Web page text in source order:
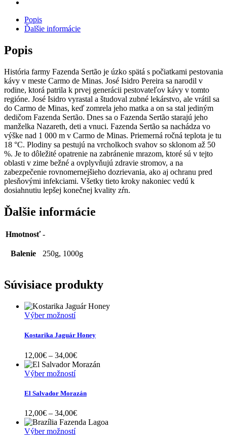
Popis
Ďalšie informácie
Popis
História farmy Fazenda Sertão je úzko spätá s počiatkami pestovania
kávy v meste Carmo de Minas. José Isidro Pereira sa narodil v
rodine, ktorá patrila k prvej generácii pestovateľov kávy v tomto
regióne. José Isidro vyrastal a študoval zubné lekárstvo, ale vrátil sa
do Carmo de Minas, keď zomrela jeho matka a on sa stal jediným
dedičom Fazenda Sertão. Dnes sa o Fazenda Sertão starajú jeho
manželka Nazareth, deti a vnuci. Fazenda Sertão sa nachádza vo
výške nad 1 000 m v Carmo de Minas. Priemerná ročná teplota je tu
18 °C. Plodiny sa pestujú na vrcholkoch svahov so sklonom až 50
%. Je to dôležité opatrenie na zabránenie mrazom, ktoré sú v tejto
oblasti v zime bežné a ovplyvňujú zdravie stromov, a na
zabezpečenie rovnomernejšieho dozrievania, ako aj ochranu pred
plesňovými infekciami. Všetky tieto kroky nakoniec vedú k
dosiahnutiu lepšej konečnej kvality zŕn.
Ďalšie informácie
Hmotnosť -
Balenie 250g, 1000g
Súvisiace produkty
Výber možnostíTento
má
variantov.
Možnosti
si
môžete
na
produktu.
Kostarika Jaguár Honey
12,00€ – 34,00€Price
range:
34,00€
Výber možnostíTento
má
variantov.
Možnosti
si
El Salvador Morazán
12,00€ – 34,00€Price
range:
Výber možnostíTento